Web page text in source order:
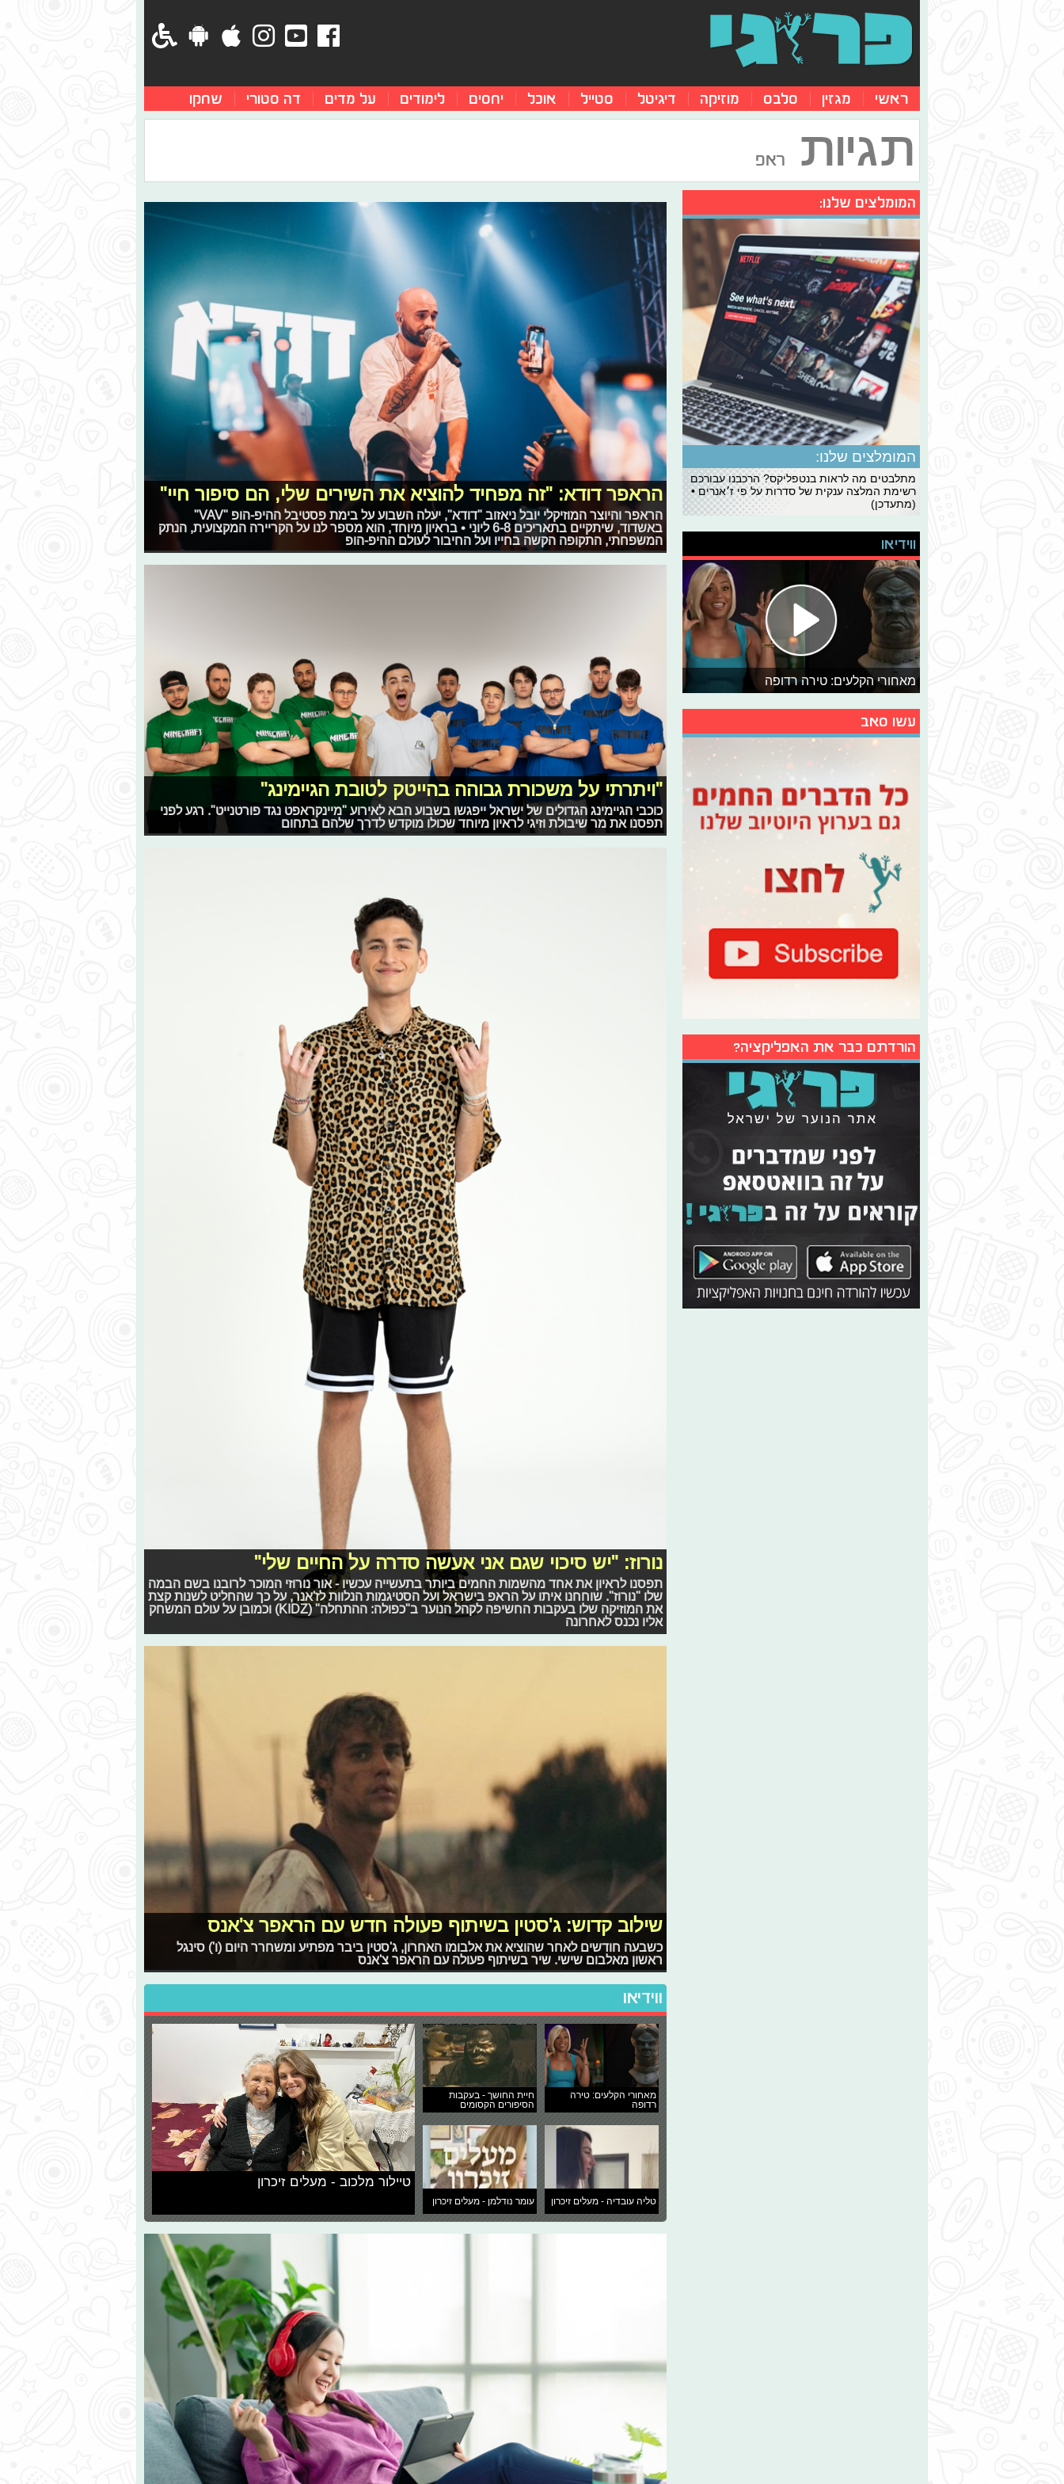
ראשי מגזין סלבס מוזיקה דיגיטל סטייל אוכל יחסים לימודים על מדים דה סטורי שחקו
תגיות ראפ
הראפר דודא: "זה מפחיד להוציא את השירים שלי, הם סיפור חיי"
הראפר והיוצר המוזיקלי יובל ניאזוב "דודא", יעלה השבוע על בימת פסטיבל ההיפ-הופ "VAV"
באשדוד, שיתקיים בתאריכים 6-8 ליוני • בראיון מיוחד, הוא מספר לנו על הקריירה המקצועית, הנתק
המשפחתי, התקופה הקשה בחייו ועל החיבור לעולם ההיפ-הופ
"ויתרתי על משכורת גבוהה בהייטק לטובת הגיימינג"
כוכבי הגיימינג הגדולים של ישראל ייפגשו בשבוע הבא לאירוע "מיינקראפט נגד פורטנייט". רגע לפני
תפסנו את מר שיבולת וזיגי לראיון מיוחד שכולו מוקדש לדרך שלהם בתחום
נורוז: "יש סיכוי שגם אני אעשה סדרה על החיים שלי"
תפסנו לראיון את אחד מהשמות החמים ביותר בתעשייה עכשיו - אור נורוזי המוכר לרובנו בשם הבמה
שלו "נורוז". שוחחנו איתו על הראפ בישראל ועל הסטיגמות הנלוות לז'אנר, על כך שהחליט לשנות קצת
את המוזיקה שלו בעקבות החשיפה לקהל הנוער ב"כפולה: ההתחלה" (KIDZ) וכמובן על עולם המשחק
אליו נכנס לאחרונה
שילוב קדוש: ג'סטין בשיתוף פעולה חדש עם הראפר צ'אנס
כשבעה חודשים לאחר שהוציא את אלבומו האחרון, ג'סטין ביבר מפתיע ומשחרר היום (ו') סינגל
ראשון מאלבום שישי. שיר בשיתוף פעולה עם הראפר צ'אנס
ווידיאו
מאחורי הקלעים: טירה
רדופה
חיית החושך - בעקבות
הסיפורים הקסומים
טליה עובדיה - מעלים זיכרון עומר נודלמן - מעלים זיכרון
טיילור מלכוב - מעלים זיכרון
המומלצים שלנו:
המומלצים שלנו:
מתלבטים מה לראות בנטפליקס? הרכבנו עבורכם
רשימת המלצה ענקית של סדרות על פי ז׳אנרים •
(מתעדכן)
ווידיאו
מאחורי הקלעים: טירה רדופה
עשו סאב
הורדתם כבר את האפליקציה?